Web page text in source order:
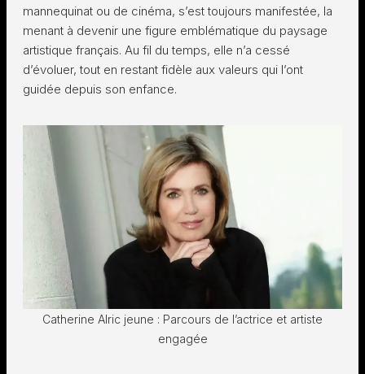
mannequinat ou de cinéma, s’est toujours manifestée, la
menant à devenir une figure emblématique du paysage
artistique français. Au fil du temps, elle n’a cessé
d’évoluer, tout en restant fidèle aux valeurs qui l’ont
guidée depuis son enfance.
Catherine Alric jeune : Parcours de l’actrice et artiste
engagée